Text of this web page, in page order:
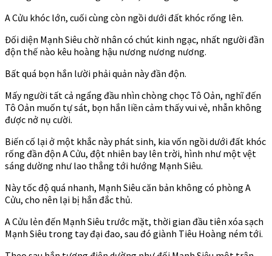
A Cửu khóc lớn, cuối cùng còn ngồi dưới đất khóc rống lên.
Đối diện Mạnh Siêu chờ nhân có chút kinh ngạc, nhất người đần
độn thế nào kêu hoàng hậu nương nương nương.
Bất quá bọn hắn lười phải quản này đần độn.
Mấy người tất cả ngẩng đầu nhìn chòng chọc Tô Oản, nghĩ đến
Tô Oản muốn tự sát, bọn hắn liền cảm thấy vui vẻ, nhẫn không
được nở nụ cười.
Biến cố lại ở một khắc này phát sinh, kia vốn ngồi dưới đất khóc
rống đần độn A Cửu, đột nhiên bay lên trời, hình như một vệt
sáng dường như lao thẳng tới hướng Mạnh Siêu.
Này tốc độ quá nhanh, Mạnh Siêu căn bản không có phòng A
Cửu, cho nên lại bị hắn đắc thủ.
A Cửu lẻn đến Mạnh Siêu trước mặt, thời gian đầu tiên xóa sạch
Mạnh Siêu trong tay đại đao, sau đó giành Tiêu Hoàng ném tới.